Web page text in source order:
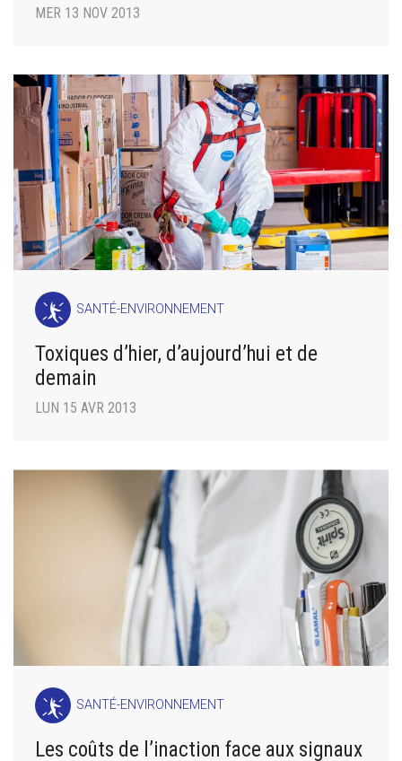
MER 13 NOV 2013
SANTÉ-ENVIRONNEMENT
Toxiques d’hier, d’aujourd’hui et de
demain
LUN 15 AVR 2013
SANTÉ-ENVIRONNEMENT
Les coûts de l’inaction face aux signaux